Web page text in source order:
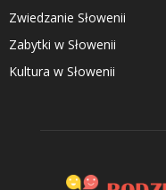
Zwiedzanie Słowenii
Zabytki w Słowenii
Kultura w Słowenii